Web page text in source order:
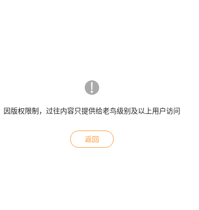
因版权限制，过往内容只提供给老鸟级别及以上用户访问
返回